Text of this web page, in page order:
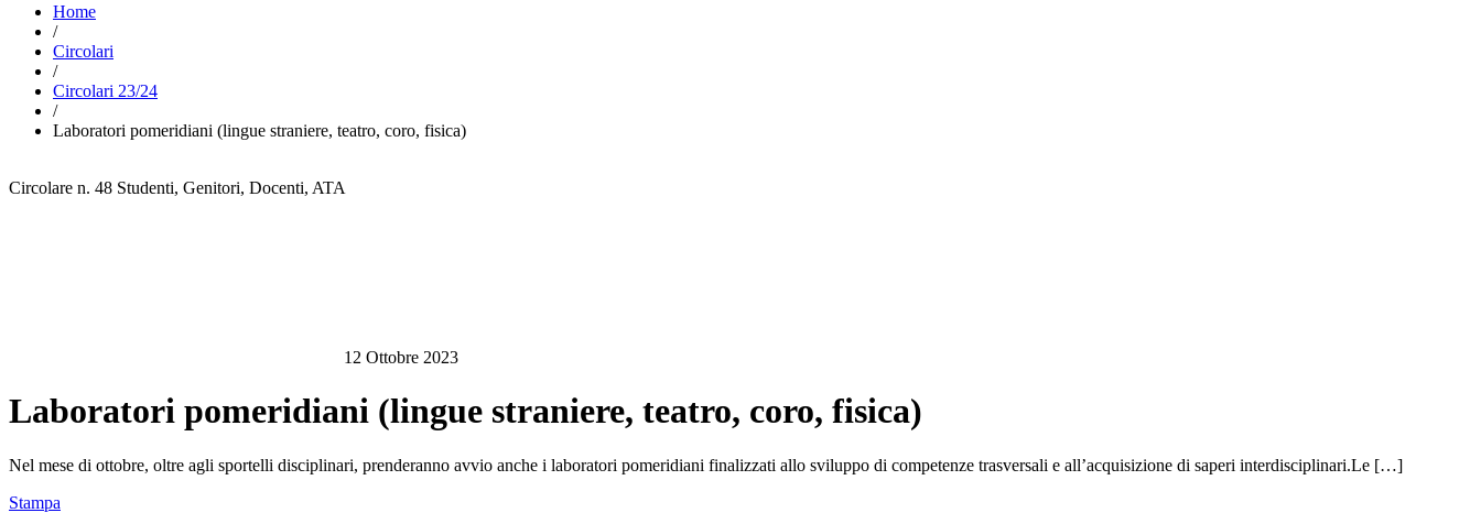
Home
/
Circolari
/
Circolari 23/24
/
Laboratori pomeridiani (lingue straniere, teatro, coro, fisica)
Circolare n. 48 Studenti, Genitori, Docenti, ATA
12 Ottobre 2023
Laboratori pomeridiani (lingue straniere, teatro, coro, fisica)
Nel mese di ottobre, oltre agli sportelli disciplinari, prenderanno avvio anche i laboratori pomeridiani finalizzati allo sviluppo di competenze trasversali e all’acquisizione di saperi interdisciplinari.Le […]
Stampa